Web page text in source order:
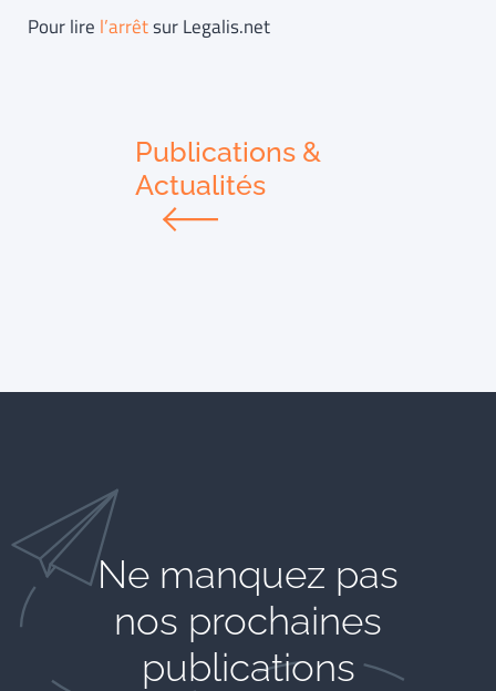
Pour lire l’arrêtsur Legalis.net
Publications &
Actualités
Ne manquez pas
nos prochaines
publications